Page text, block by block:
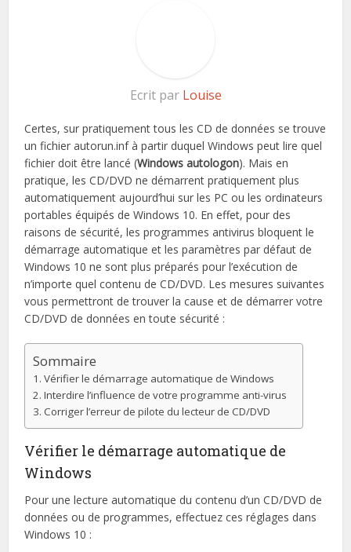
Ecrit par Louise
Certes, sur pratiquement tous les CD de données se trouve
un fichier autorun.inf à partir duquel Windows peut lire quel
fichier doit être lancé (Windows autologon). Mais en
pratique, les CD/DVD ne démarrent pratiquement plus
automatiquement aujourd’hui sur les PC ou les ordinateurs
portables équipés de Windows 10. En effet, pour des
raisons de sécurité, les programmes antivirus bloquent le
démarrage automatique et les paramètres par défaut de
Windows 10 ne sont plus préparés pour l’exécution de
n’importe quel contenu de CD/DVD. Les mesures suivantes
vous permettront de trouver la cause et de démarrer votre
CD/DVD de données en toute sécurité :
Sommaire
Vérifier le démarrage automatique de Windows
Interdire l’influence de votre programme anti-virus
Corriger l’erreur de pilote du lecteur de CD/DVD
Vérifier le démarrage automatique de
Windows
Pour une lecture automatique du contenu d’un CD/DVD de
données ou de programmes, effectuez ces réglages dans
Windows 10 :